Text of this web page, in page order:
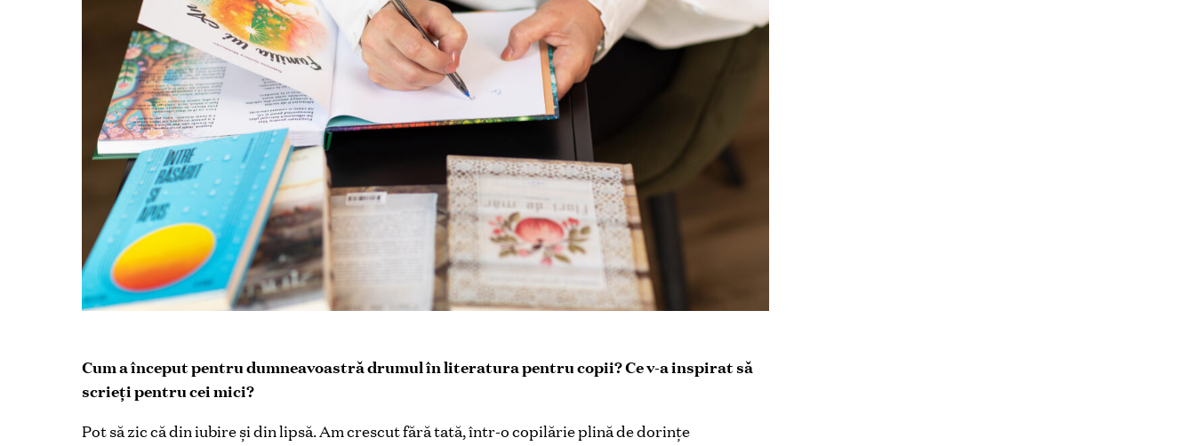
Cum a început pentru dumneavoastră drumul în literatura pentru copii? Ce v-a inspirat să
scrieți pentru cei mici?
Pot să zic că din iubire și din lipsă. Am crescut fără tată, într-o copilărie plină de dorințe